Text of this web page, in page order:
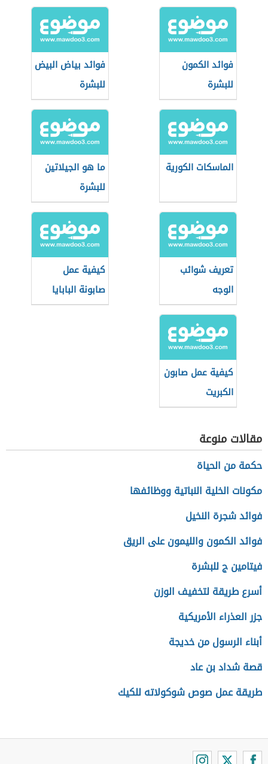
فوائد الكمون
للبشرة
فوائد بياض البيض
للبشرة
الماسكات الكورية
ما هو الجيلاتين
للبشرة
تعريف شوائب
الوجه
كيفية عمل
صابونة البابايا
كيفية عمل صابون
الكبريت
مقالات منوعة
حكمة من الحياة
مكونات الخلية النباتية ووظائفها
فوائد شجرة النخيل
فوائد الكمون والليمون على الريق
فيتامين ج للبشرة
أسرع طريقة لتخفيف الوزن
جزر العذراء الأمريكية
أبناء الرسول من خديجة
قصة شداد بن عاد
طريقة عمل صوص شوكولاته للكيك